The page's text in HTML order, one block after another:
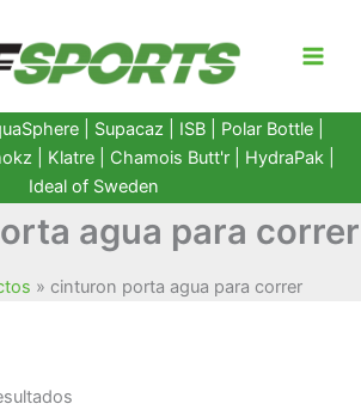
| Supacaz | ISB | Polar Bottle|
Klatre Chamois Butt'r HydraPak
Ideal of Sweden
agua para correr
cinturon porta agua para correr